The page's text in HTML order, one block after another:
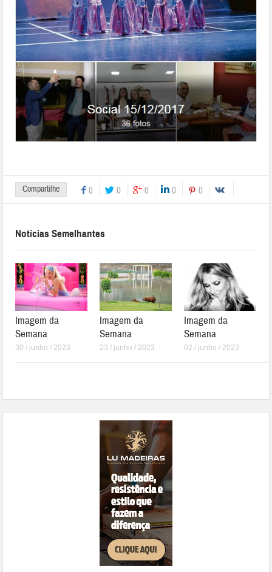
Compartilhe 0 0 0 0 0
Notícias Semelhantes
Imagem da
Semana
30 / junho / 2023
Imagem da
Semana
23 / junho / 2023
Imagem da
Semana
02 / junho / 2023